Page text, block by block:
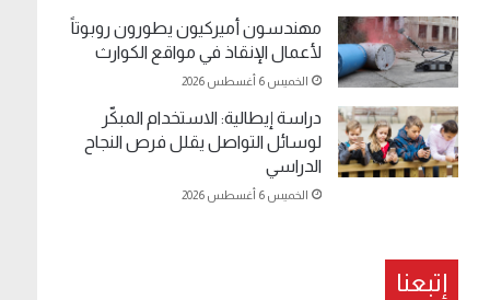
مهندسون أميركيون يطورون روبوتاً
لأعمال الإنقاذ في مواقع الكوارث
الخميس 6 أغسطس 2026
دراسة إيطالية: الاستخدام المبكّر
لوسائل التواصل يقلل فرص النجاح
الدراسي
الخميس 6 أغسطس 2026
إتبعنا